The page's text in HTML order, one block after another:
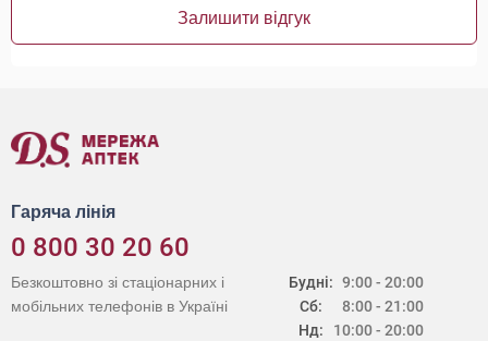
Залишити відгук
Гаряча лінія
0 800 30 20 60
Будні:
Сб:
Нд:
9:00 - 20:00
8:00 - 21:00
10:00 - 20:00
Безкоштовно зі стаціонарних і
мобільних телефонів в Україні